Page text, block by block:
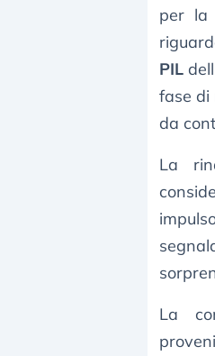
per la
PIL
fase di
da
La
La